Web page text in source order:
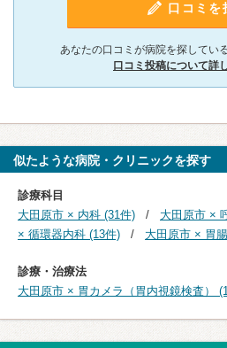
口コミを
あなたの口コミが病院を探してい
口コミ投稿について詳
似たような病院・クリニックを探す
診療科目
大田原市 × 内科 (31件)
大田原市 ×
× 循環器内科 (13件)
大田原市 × 胃
診療・治療法
大田原市 × 胃カメラ（胃内視鏡検査）